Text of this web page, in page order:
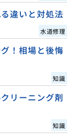
違いと対処法
水道修理
！相場と後悔
知識
リーニング剤
知識